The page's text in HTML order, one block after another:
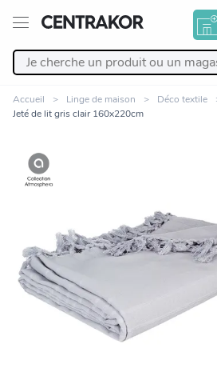
Décoration
Linge de maison
Meuble
Cuisine et art de la table
Salle de bain et beauté
Accueil Linge de maison Déco textile
Jeté de lit gris clair 160x220cm
Zoomer sur l'image